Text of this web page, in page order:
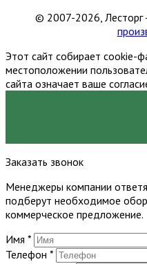
© 2007-2026, Лесторг
Этот сайт собирает cookie-
местоположении
сайта означает ваше
Заказать звонок
Менеджеры компании
подберут необходимое
коммерческое предложение.
Имя *
Телефон *